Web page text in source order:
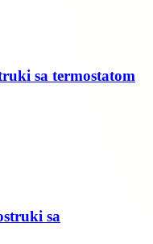
sa termostatom
sa